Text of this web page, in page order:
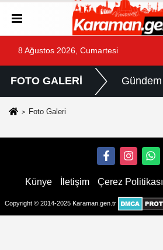
8 Ağustos 2026, Cumartesi
FOTO GALERİ Gündem
Foto Galeri
Künye İletişim Çerez Politikası
Copyright © 2014-2025 Karaman.gen.tr